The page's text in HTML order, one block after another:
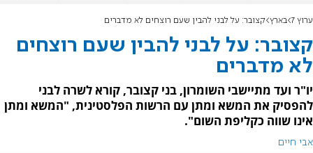
ערוץ 7 בארץ קצובר: על לבני להבין שעם רוצחים לא מדברים
קצובר: על לבני להבין שעם רוצחים
לא מדברים
יו"ר ועד מתיישבי השומרון, בני קצובר, קורא לשרה לבני
להפסיק את המשא ומתן עם הרשות הפלסטינית, "המשא ומתן
אינו שווה כקליפת השום".
אבי חיים